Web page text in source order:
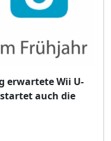
erwartete Wii U-
auch die